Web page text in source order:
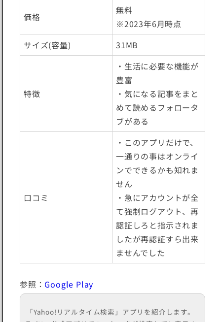
価格
無料
※2023年6月時点
サイズ(容量)
31MB
特徴
・生活に必要な機能が
豊富
・気になる記事をまと
めて読めるフォロータ
ブがある
口コミ
・このアプリだけで、
一通りの事はオンライ
ンでできるかも知れま
せん
・急にアカウントが全
て強制ログアウト、再
認証しろと指示されま
したが再認証すら出来
ませんでした
参照： Google Play
「Yahoo!リアルタイム検索」アプリを紹介します。